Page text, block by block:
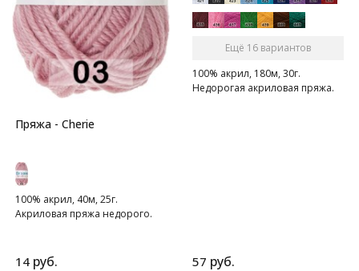
Пряжа - Cherie
100% акрил, 40м, 25г.
Акриловая пряжа недорого.
14 руб.
Ещё 16 вариантов
100% акрил, 180м, 30г.
Недорогая акриловая пряжа.
57 руб.